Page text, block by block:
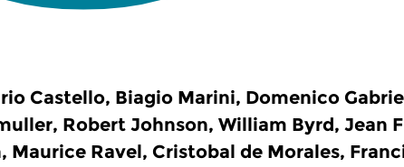
Castello, Biagio Marini, Domenico
Robert Johnson, William Byrd, Jean
Maurice Ravel, Cristobal de Morales,